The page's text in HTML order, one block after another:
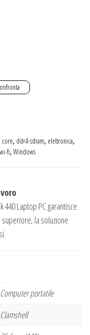
core, ddr4-sdram, elettronica,
wi-fi, Windows
440 Laptop PC garantisce
la soluzione
Computer portatile
Clamshell